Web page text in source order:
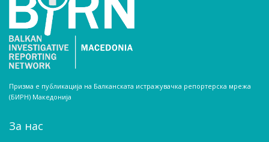
Призма е публикација на Балканската истражувачка репортерска мрежа
(БИРН) Македонија
За нас